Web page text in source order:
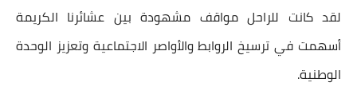
لقد كانت للراحل مواقف مشهودة بين عشائرنا الكريمة
أسهمت في ترسيخ الروابط والأواصر الاجتماعية وتعزيز الوحدة
الوطنية.